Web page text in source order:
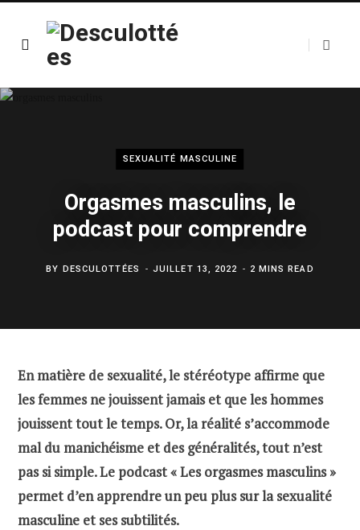
SEXUALITÉ MASCULINE
Orgasmes masculins, le
podcast pour comprendre
BY DESCULOTTÉES JUILLET 13, 2022 2 MINS READ
En matière de sexualité, le stéréotype affirme que
les femmes ne jouissent jamais et que les hommes
jouissent tout le temps. Or, la réalité s’accommode
mal du manichéisme et des généralités, tout n’est
pas si simple. Le podcast « Les orgasmes masculins »
permet d’en apprendre un peu plus sur la sexualité
masculine et ses subtilités.